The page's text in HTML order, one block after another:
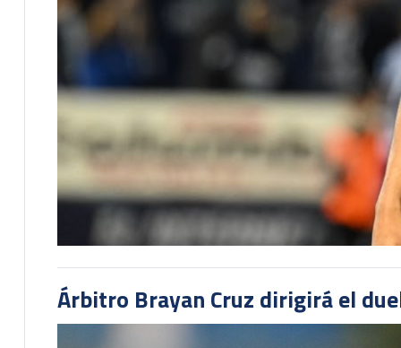
Árbitro Brayan Cruz dirigirá el